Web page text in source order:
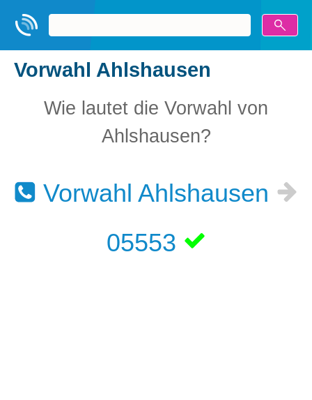
Vorwahl Ahlshausen
Wie lautet die Vorwahl von
Ahlshausen?
Vorwahl Ahlshausen
05553